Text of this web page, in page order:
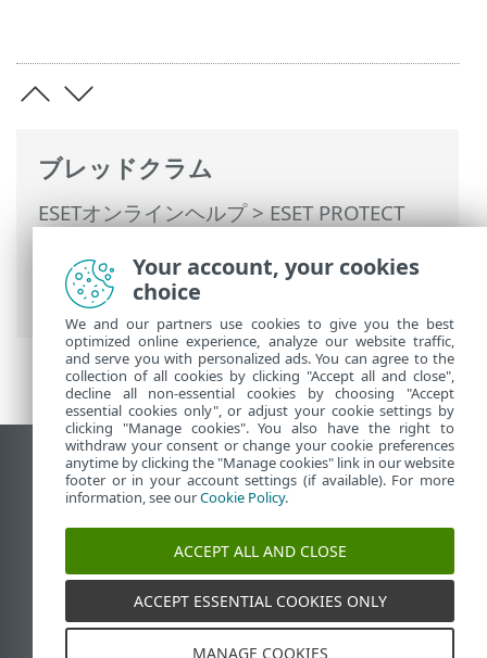
ブレッドクラム
ESETオンラインヘルプ>ESET PROTECT
ESET PROTECT On-Prem メインメニュー
タスク >クライアントタスク
デスクトップサイトの表示
End of Life
ESETナレッジベース
ESETフォーラム
ESET Status Portal
地域サポート
Your account, your cookies
choice
We and our partners use cookies to give you the best
optimized online experience, analyze our website traffic,
and serve you with personalized ads. You can agree to the
collection of all cookies by clicking "Accept all and close",
decline all non-essential cookies by choosing "Accept
essential cookies only", or adjust your cookie settings by
clicking "Manage cookies". You also have the right to
withdraw your consent or change your cookie preferences
anytime by clicking the "Manage cookies" link in our website
footer or in your account settings (if available). For more
information, see ourCookie Policy.
ACCEPT ALL AND CLOSE
ACCEPT ESSENTIAL COOKIES ONLY
MANAGE COOKIES